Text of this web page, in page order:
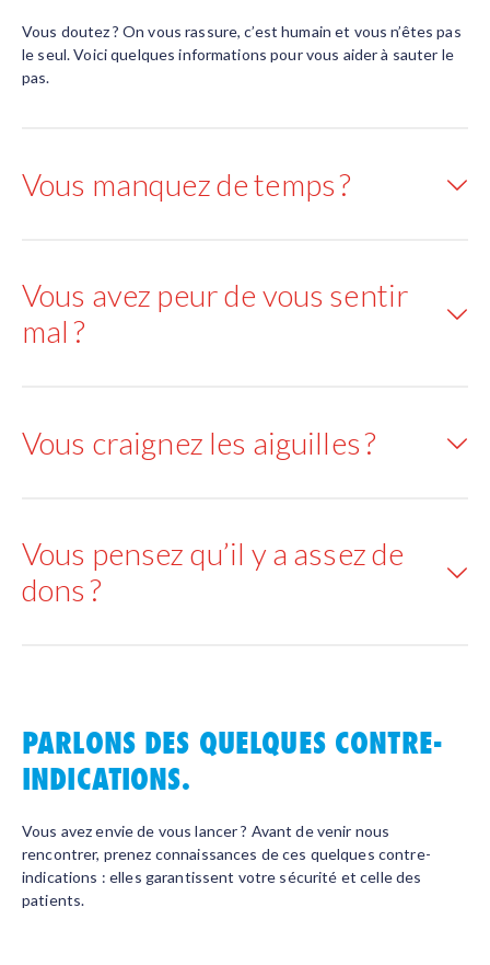
Vous doutez ? On vous rassure, c’est humain et vous n’êtes pas
le seul. Voici quelques informations pour vous aider à sauter le
pas.
Vous manquez de temps ?
Vous avez peur de vous sentir
mal ?
Vous craignez les aiguilles ?
Vous pensez qu’il y a assez de
dons ?
PARLONS DES QUELQUES CONTRE-
INDICATIONS.
Vous avez envie de vous lancer ? Avant de venir nous
rencontrer, prenez connaissances de ces quelques contre-
indications : elles garantissent votre sécurité et celle des
patients.